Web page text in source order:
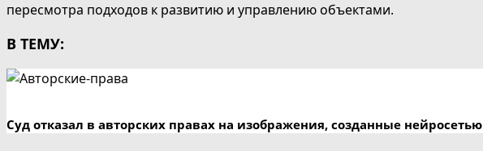
пересмотра подходов к развитию и управлению объектами.
В ТЕМУ:
Суд отказал в авторских правах на изображения, созданные нейросетью